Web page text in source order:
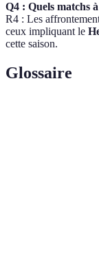
Q4 : Quels matchs
R4 : Les
ceux impliquant le
cette saison.
Glossaire